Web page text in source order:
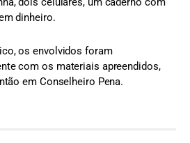
dinheiro.
os envolvidos foram
com os materiais apreendidos,
em Conselheiro Pena.